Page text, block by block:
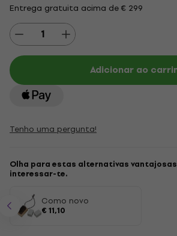
Entrega gratuita acima de € 299
Adicionar ao
Tenho uma pergunta!
Olha para estas alternativas
interessar-te.
Como novo
€ 11,10